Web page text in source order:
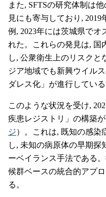
また, SFTSの研究体制は
見にも寄与しており,
例, 2023年には茨城県でオ
れた。これらの発見は, 国
し, 公衆衛生上のリスクと
ジア地域でも新興ウイル
ダレス化」が進行してい
このような状況を受け,
疾患レジストリ」の構築
ジ）。これは, 既知の感染
し, 未知の病原体の早期探
ーベイランス手法である
候群ベースの統合的アプ
る。